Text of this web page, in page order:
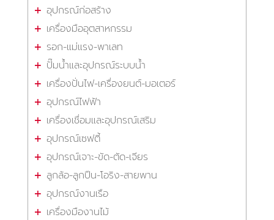
อุปกรณ์ก่อสร้าง
เครื่องมืออุตสาหกรรม
รอก-แม่แรง-พาเลท
ปั๊มน้ำและอุปกรณ์ระบบน้ำ
เครื่องปั่นไฟ-เครื่องยนต์-มอเตอร์
อุปกรณ์ไฟฟ้า
เครื่องเชื่อมและอุปกรณ์เสริม
อุปกรณ์เซฟตี้
อุปกรณ์เจาะ-ขัด-ตัด-เจียร
ลูกล้อ-ลูกปืน-โอริง-สายพาน
อุปกรณ์งานเรือ
เครื่องมืองานไม้